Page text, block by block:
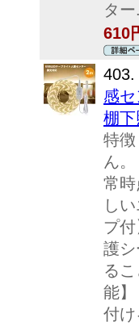
タ
610
403.
感
棚
特
ん
常
し
プ
護
る
能
付